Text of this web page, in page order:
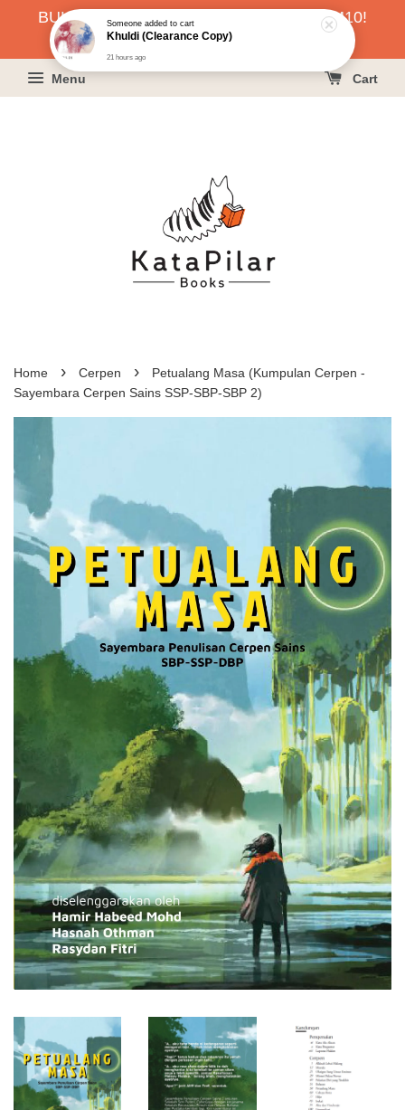
BUKU HARGA RAHMAH SERENDAH RM10!
KLIK SINI UNTUK PESAN!
Menu Cart
Home › Cerpen ›
Petualang Masa (Kumpulan Cerpen -
Sayembara Cerpen Sains SSP-SBP-SBP 2)
21 hours ago